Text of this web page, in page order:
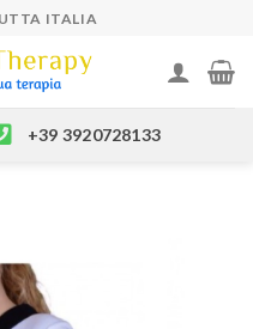
ITALIA
+39 3920728133